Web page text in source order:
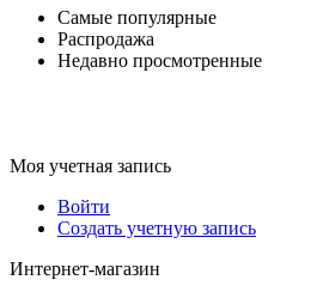
Самые популярные
Распродажа
Недавно просмотренные
Моя учетная запись
Войти
Создать учетную запись
Интернет-магазин